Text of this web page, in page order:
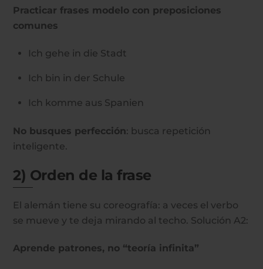
Practicar frases modelo con preposiciones
comunes
Ich gehe in die Stadt
Ich bin in der Schule
Ich komme aus Spanien
No busques perfección: busca repetición
inteligente.
2) Orden de la frase
El alemán tiene su coreografía: a veces el verbo
se mueve y te deja mirando al techo. Solución A2:
Aprende patrones, no “teoría infinita”